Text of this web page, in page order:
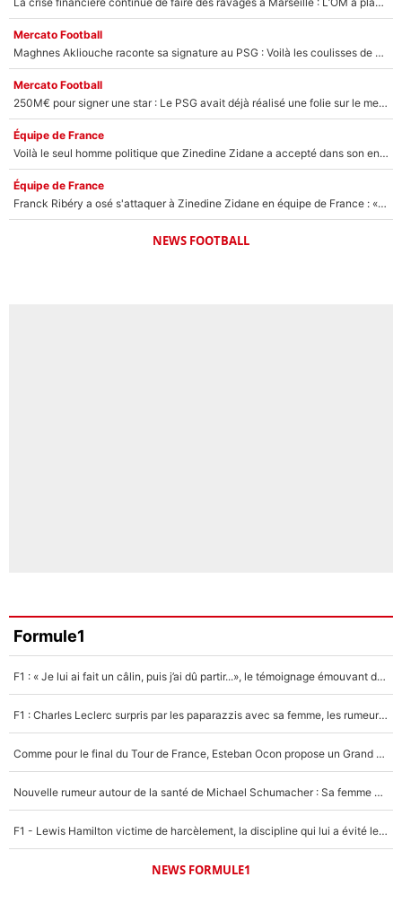
Mercato Football
Maghnes Akliouche raconte sa signature au PSG : Voilà les coulisses de son transfert de rêve à 50M€
Mercato Football
250M€ pour signer une star : Le PSG avait déjà réalisé une folie sur le mercato bien avant Neymar !
Équipe de France
Voilà le seul homme politique que Zinedine Zidane a accepté dans son entourage : «Je garde un très bon souvenir de lui»
Équipe de France
Franck Ribéry a osé s'attaquer à Zinedine Zidane en équipe de France : «Je n'aurais jamais fait ça»
NEWS FOOTBALL
Formule1
F1 : « Je lui ai fait un câlin, puis j’ai dû partir...», le témoignage émouvant de Max Verstappen sur sa fille
F1 : Charles Leclerc surpris par les paparazzis avec sa femme, les rumeurs étaient vraies !
Comme pour le final du Tour de France, Esteban Ocon propose un Grand Prix de Formule 1 à Paris : «Autour de l’Arc de Triomphe, ce serait génial» !
Nouvelle rumeur autour de la santé de Michael Schumacher : Sa femme Corinna sort du silence
F1 - Lewis Hamilton victime de harcèlement, la discipline qui lui a évité le pire : «J'aurais probablement mal tourné»
NEWS FORMULE1